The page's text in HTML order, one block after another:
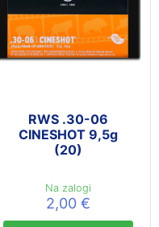
RWS .30-06
CINESHOT 9,5g
(20)
Na zalogi
2,00 €